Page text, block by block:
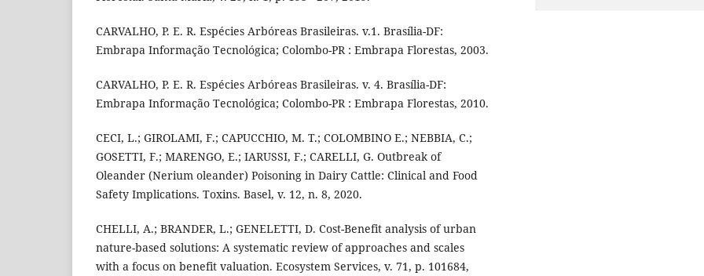
CARVALHO, P. E. R. Espécies Arbóreas Brasileiras. v.1. Brasília-DF:
Embrapa Informação Tecnológica; Colombo-PR : Embrapa Florestas, 2003.
CARVALHO, P. E. R. Espécies Arbóreas Brasileiras. v. 4. Brasília-DF:
Embrapa Informação Tecnológica; Colombo-PR : Embrapa Florestas, 2010.
CECI, L.; GIROLAMI, F.; CAPUCCHIO, M. T.; COLOMBINO E.; NEBBIA, C.;
GOSETTI, F.; MARENGO, E.; IARUSSI, F.; CARELLI, G. Outbreak of
Oleander (Nerium oleander) Poisoning in Dairy Cattle: Clinical and Food
Safety Implications. Toxins. Basel, v. 12, n. 8, 2020.
CHELLI, A.; BRANDER, L.; GENELETTI, D. Cost-Benefit analysis of urban
nature-based solutions: A systematic review of approaches and scales
with a focus on benefit valuation. Ecosystem Services, v. 71, p. 101684,